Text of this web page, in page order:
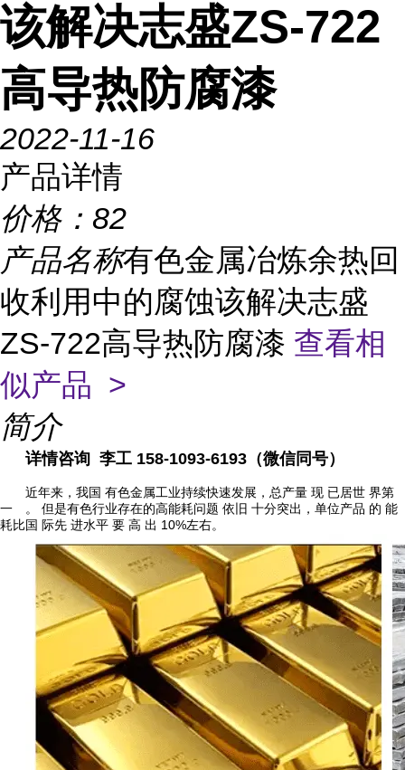
该解决志盛ZS-722
高导热防腐漆
2022-11-16
产品详情
价格： 82
产品名称有色金属冶炼余热回
收利用中的腐蚀该解决志盛
ZS-722高导热防腐漆 查看相
似产品 >
简介
详情咨询 李工 158-1093-6193（微信同号）
近年来，我国 有色金属工业持续快速发展，总产量 现 已居世 界第
一 。 但是有色行业存在的高能耗问题 依旧 十分突出，单位产品 的 能
耗比国 际先 进水平 要 高 出 10%左右。